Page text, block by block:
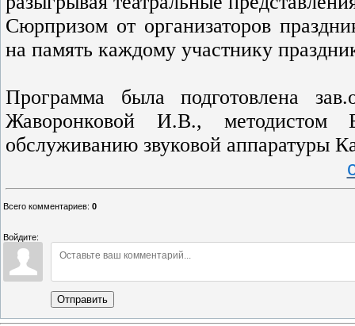
Сюрпризом от организаторов
на память каждому участнику
Программа была подготовлена
Жаворонковой И.В.,
обслуживанию звуковой аппаратуры
Всего комментариев: 0
Войдите:
Отправить